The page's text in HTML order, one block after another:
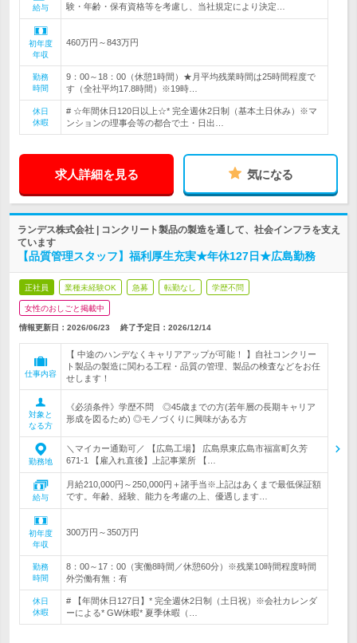
給与
験・年齢・保有資格等を考慮し、当社規定により決定…
初年度
年収
460万円～843万円
勤務
時間
9：00～18：00（休憩1時間）★月平均残業時間は25時間程度で
す（全社平均17.8時間）※19時…
休日
休暇
# ☆年間休日120日以上☆* 完全週休2日制（基本土日休み）※マ
ンションの理事会等の都合で土・日出…
求人詳細を見る 気になる
ランデス株式会社 | コンクリート製品の製造を通して、社会インフラを支え
ています
【品質管理スタッフ】福利厚生充実★年休127日★広島勤務
正社員 業種未経験OK 急募 転勤なし 学歴不問
女性のおしごと掲載中
情報更新日：2026/06/23 終了予定日： 2026/12/14
仕事内容
【 中途のハンデなくキャリアアップが可能！ 】自社コンクリー
ト製品の製造に関わる工程・品質の管理、製品の検査などをお任
せします！
対象と
なる方
《必須条件》学歴不問 ◎45歳までの方(若年層の長期キャリア
形成を図るため) ◎モノづくりに興味がある方
勤務地
＼マイカー通勤可／ 【広島工場】 広島県東広島市福富町久芳
671-1 【雇入れ直後】上記事業所 【…
給与
月給210,000円～250,000円＋諸手当※上記はあくまで最低保証額
です。年齢、経験、能力を考慮の上、優遇します…
初年度
年収
300万円～350万円
勤務
時間
8：00～17：00（実働8時間／休憩60分）※残業10時間程度時間
外労働有無：有
休日
休暇
# 【年間休日127日】* 完全週休2日制（土日祝）※会社カレンダ
ーによる* GW休暇* 夏季休暇（…